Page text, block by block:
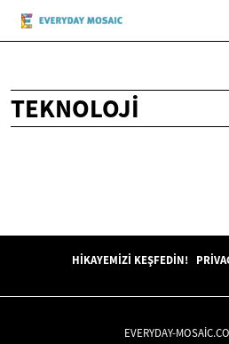
TEKNOLOJI
HIKAYEMIZI KEŞFEDIN!
EVERYDAY-